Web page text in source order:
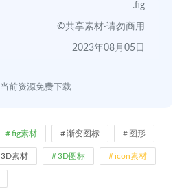
.fig
©共享素材·请勿商用
2023年08月05日
当前资源免费下载
fig素材 渐变图标 图形
3D素材 3D图标 icon素材